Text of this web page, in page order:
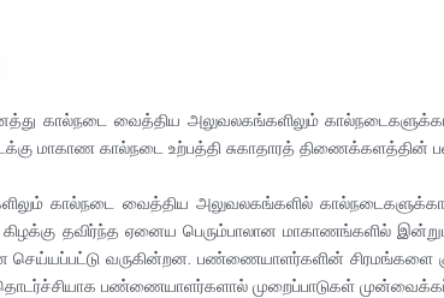
கால்நடை வைத்திய அலுவலகங்களிலும்
மாகாண கால்நடை உற்பத்தி சுகாதாரத் திணைக்களத்தின்
கால்நடை வைத்திய அலுவலகங்களில்
கிழக்கு தவிர்ந்த ஏனைய பெரும்பாலான மாகாணங்களில்
செய்யப்பட்டு வருகின்றன. பண்ணையாளர்களின் சிரமங்களை
பண்ணையாளர்களால் முறைப்பாடுகள்